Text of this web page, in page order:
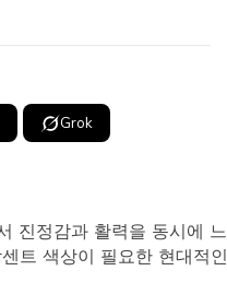
Grok
진정감과 활력을 동시에 느
트 색상이 필요한 현대적인